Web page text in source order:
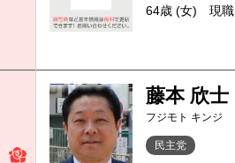
64歳 (女) 現職
藤本 欣士
フジモト キンジ
民主党